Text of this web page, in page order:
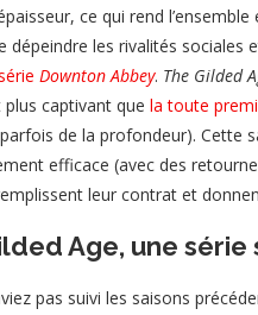
ce qui rend
dépeindre les rivalités sociales
Downton Abbey. The Gilded
captivant que la toute
de la profondeur). Cette
efficace (avec des
leur contrat et
Age, une
pas suivi les saisons